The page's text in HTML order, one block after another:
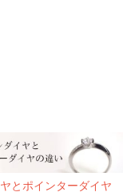
とポインターダイヤ